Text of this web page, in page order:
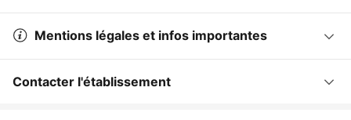
Mentions légales et infos importantes
Contacter l'établissement